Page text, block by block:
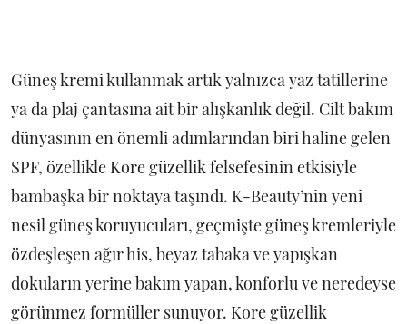
Güneş kremi kullanmak artık yalnızca yaz tatillerine
ya da plaj çantasına ait bir alışkanlık değil. Cilt bakım
dünyasının en önemli adımlarından biri haline gelen
SPF, özellikle Kore güzellik felsefesinin etkisiyle
bambaşka bir noktaya taşındı. K-Beauty’nin yeni
nesil güneş koruyucuları, geçmişte güneş kremleriyle
özdeşleşen ağır his, beyaz tabaka ve yapışkan
dokuların yerine bakım yapan, konforlu ve neredeyse
görünmez formüller sunuyor. Kore güzellik